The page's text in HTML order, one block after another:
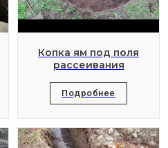
Копка ям под поля
рассеивания
Подробнее